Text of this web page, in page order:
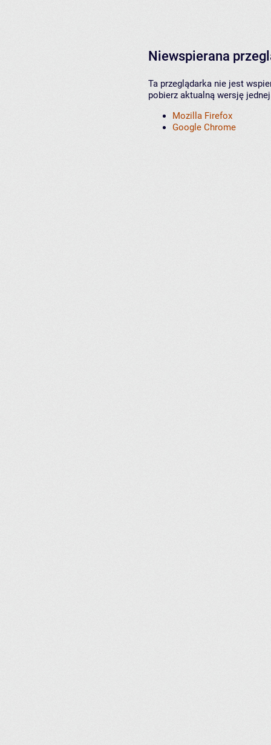
Niewspierana
Ta przeglądarka nie jest
pobierz aktualną wersję
Mozilla Firefox
Google Chrome